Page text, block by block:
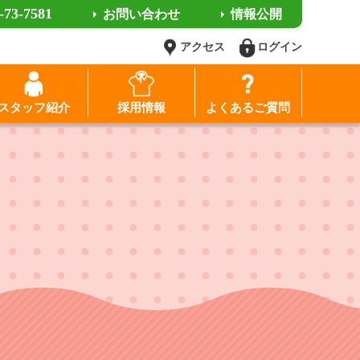
7581 お問い合わせ 情報公開
アクセス ログイン
タッフ紹介 採用情報 よくあるご質問